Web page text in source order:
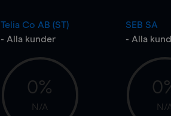
Telia Co AB (ST)
- Alla kunder
0%
N/A
SEB SA
- Alla
N/